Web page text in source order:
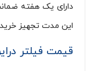
دارای یک هفته
این مدت تجهیز
قیمت فیلتر